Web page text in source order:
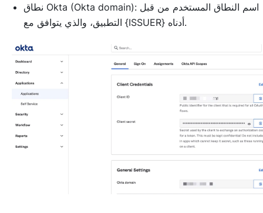
نطاق Okta (Okta domain): اسم النطاق المستخدم من قبل
التطبيق، والذي يتوافق مع {ISSUER} أدناه.